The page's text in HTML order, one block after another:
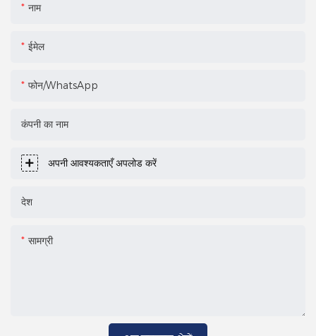
नाम
ईमेल
फोन/WhatsApp
कंपनी का नाम
अपनी आवश्यकताएँ अपलोड करें
देश
सामग्री